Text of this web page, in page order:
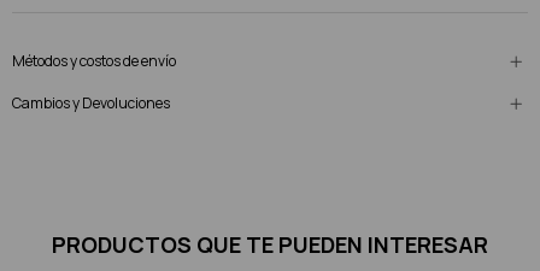
Métodos y costos de envío
Cambios y Devoluciones
PRODUCTOS QUE TE PUEDEN INTERESAR